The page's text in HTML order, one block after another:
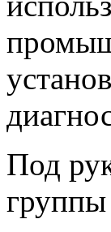
Под